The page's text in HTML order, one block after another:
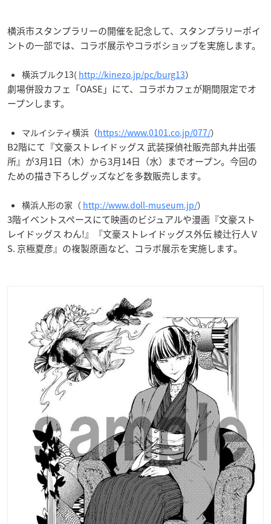
横浜市スタンプラリーの開催を記念して、スタンプラリーポイ
ントの一部では、コラボ展示やコラボショップを実施します。
横浜ブルク13( http://kinezo.jp/pc/burg13）
劇場併設カフェ「OASE」にて、コラボカフェが期間限定でオ
ープンします。
マルイシティ横浜（https://www.0101.co.jp/077/）
B2階にて『文豪ストレイドッグス 武装探偵社販売部丸井出張
所』が3月1日（木）から3月14日（水）までオープン。今回の
ための描き下ろしグッズなどを多数販売します。
横浜人形の家（ http://www.doll-museum.jp/）
3階イベントスペースにて映画のビジュアルや漫画『文豪スト
レイドッグス わん!』『文豪ストレイドッグス外伝 綾辻行人 V
S. 京極夏彦』の複製原画など、コラボ展示を実施します。